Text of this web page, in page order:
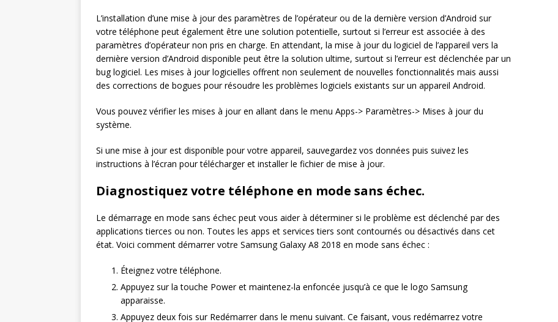
L’installation d’une mise à jour des paramètres de l’opérateur ou de la dernière version d’Android sur
votre téléphone peut également être une solution potentielle, surtout si l’erreur est associée à des
paramètres d’opérateur non pris en charge. En attendant, la mise à jour du logiciel de l’appareil vers la
dernière version d’Android disponible peut être la solution ultime, surtout si l’erreur est déclenchée par un
bug logiciel. Les mises à jour logicielles offrent non seulement de nouvelles fonctionnalités mais aussi
des corrections de bogues pour résoudre les problèmes logiciels existants sur un appareil Android.
Vous pouvez vérifier les mises à jour en allant dans le menu Apps-> Paramètres-> Mises à jour du
système.
Si une mise à jour est disponible pour votre appareil, sauvegardez vos données puis suivez les
instructions à l’écran pour télécharger et installer le fichier de mise à jour.
Diagnostiquez votre téléphone en mode sans échec.
Le démarrage en mode sans échec peut vous aider à déterminer si le problème est déclenché par des
applications tierces ou non. Toutes les apps et services tiers sont contournés ou désactivés dans cet
état. Voici comment démarrer votre Samsung Galaxy A8 2018 en mode sans échec :
Éteignez votre téléphone.
Appuyez sur la touche Power et maintenez-la enfoncée jusqu’à ce que le logo Samsung
apparaisse.
Appuyez deux fois sur Redémarrer dans le menu suivant. Ce faisant, vous redémarrez votre